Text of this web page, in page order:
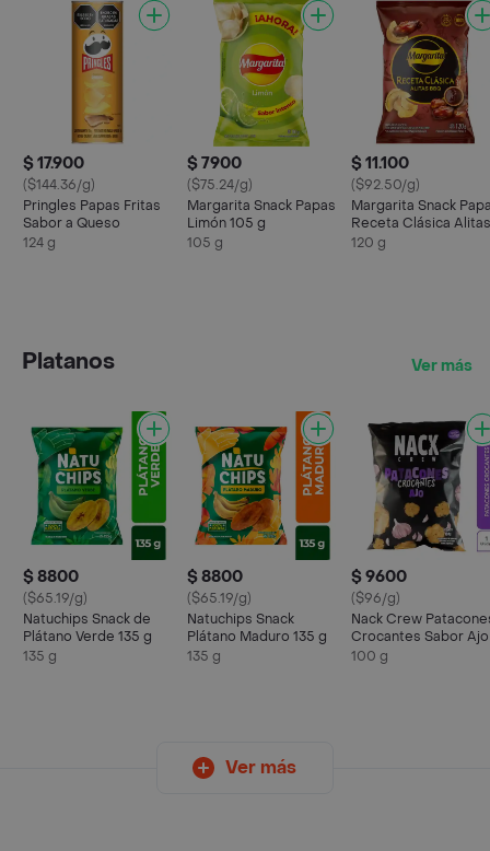
$ 17.900
($144.36/g)
Pringles Papas Fritas
Sabor a Queso
124 g
$ 7900
($75.24/g)
Margarita Snack Papas
Limón 105 g
105 g
$ 11.100
($92.50/g)
Margarita Snack
Receta Clásica Alitas
Bbq 120 g
120 g
Platanos Ver más
$ 8800
($65.19/g)
Natuchips Snack de
Plátano Verde 135 g
135 g
$ 8800
($65.19/g)
Natuchips Snack
Plátano Maduro 135 g
135 g
$ 9600
($96/g)
Nack Crew
Crocantes Sabor Ajo
100 g
Ver más